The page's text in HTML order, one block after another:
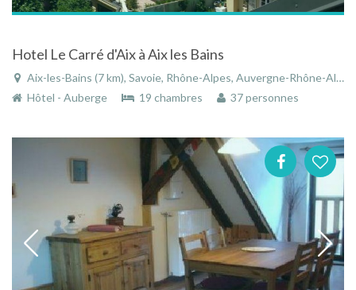
Hotel Le Carré d'Aix à Aix les Bains
Aix-les-Bains (7 km), Savoie, Rhône-Alpes, Auvergne-Rhône-Alpes, France
Hôtel - Auberge
19 chambres 37 personnes